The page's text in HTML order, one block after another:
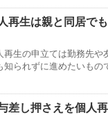
再生は親と同居で
再生の申立ては勤務先や
知られずに進めたいもの
差し押さえを個人